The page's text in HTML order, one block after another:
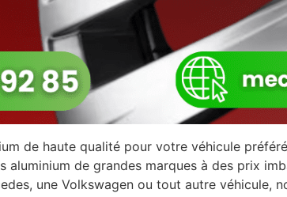
de haute qualité pour votre véhicule
de grandes marques à des prix
une Volkswagen ou tout autre